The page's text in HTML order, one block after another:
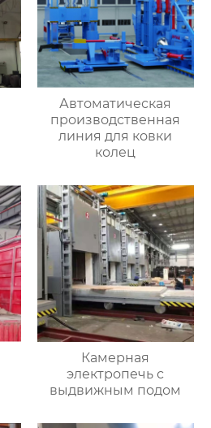
Автоматическая
производственная
линия для ковки
колец
Камерная
электропечь с
выдвижным подом